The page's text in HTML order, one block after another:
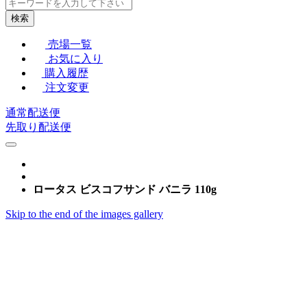
検索
売場一覧
お気に入り
購入履歴
注文変更
通常配送便
先取り配送便
ロータス ビスコフサンド バニラ 110g
Skip to the end of the images gallery